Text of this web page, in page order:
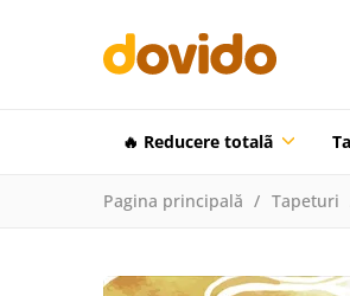
🔥 Reducere totalã
Pagina principală Tapeturi